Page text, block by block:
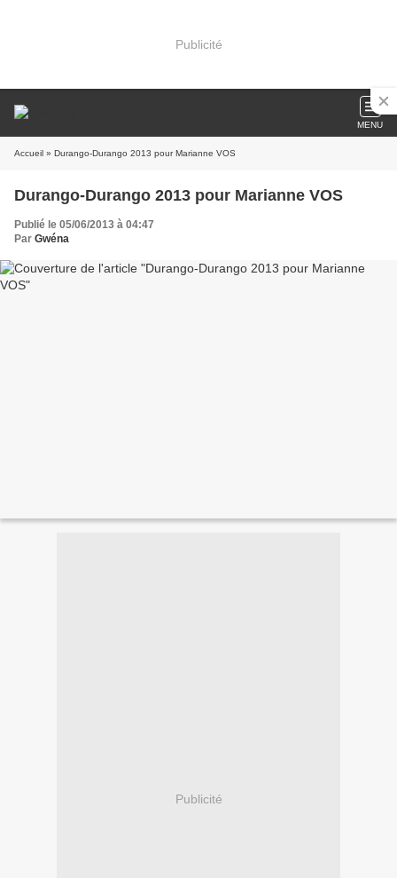
Publicité
MENU
Accueil » Durango-Durango 2013 pour Marianne VOS
Durango-Durango 2013 pour Marianne VOS
Publié le 05/06/2013 à 04:47
Par Gwéna
Publicité